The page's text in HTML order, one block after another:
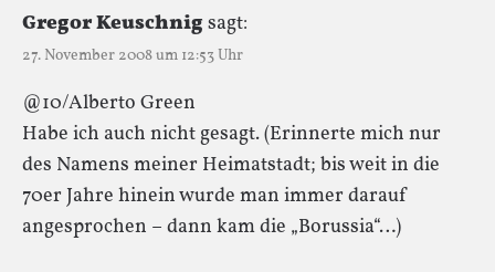
Gregor Keuschnigsagt:
27. November 2008 um 12:53 Uhr
@10/Alberto Green
Habe ich auch nicht gesagt. (Erinnerte mich nur
des Namens meiner Heimatstadt; bis weit in die
70er Jahre hinein wurde man immer darauf
angesprochen – dann kam die „Borussia“…)